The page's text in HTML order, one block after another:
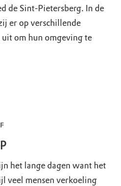
Startlocatie ENCI-
117 6212 NAMaastricht
Bijzonder
de Sint-Pietersberg. In de
er op verschillende
om hun omgeving te
het lange dagen want het
veel mensen verkoeling